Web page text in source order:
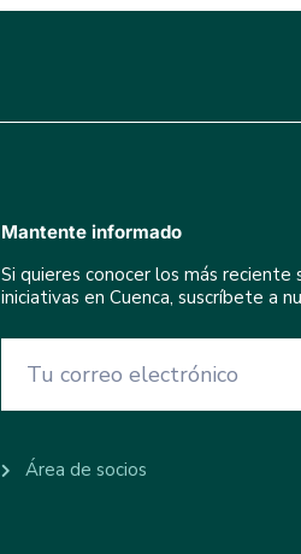
Mantente informado
Si quieres conocer los más reciente
iniciativas en Cuenca, suscríbete a
Área de socios